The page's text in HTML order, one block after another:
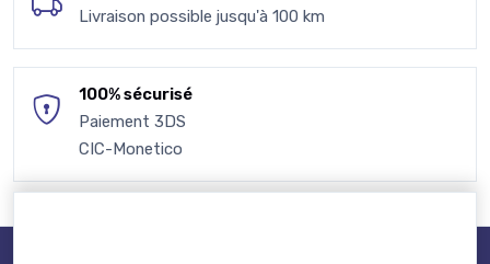
Livraison possible jusqu'à 100 km
100% sécurisé
Paiement 3DS
CIC-Monetico